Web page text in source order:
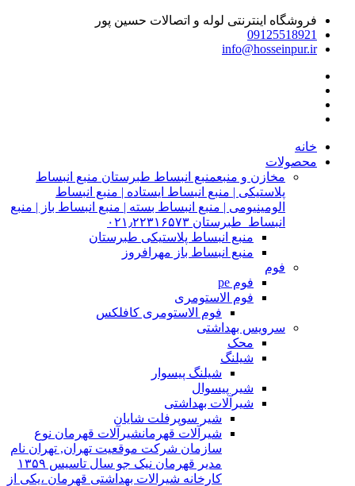
فروشگاه اینترنتی لوله و اتصالات حسین پور
09125518921
info@hosseinpur.ir
خانه
محصولات
مخازن و منبعمنبع انبساط طبرستان منبع انبساط
پلاستیکی | منبع انبساط ایستاده | منبع انبساط
الومینیومی | منبع انبساط بسته | منبع انبساط باز | منبع
انبساط طبرستان ۰۲۱٫۲۲۳۱۶۵۷۳
منبع انبساط پلاستیکی طبرستان
منبع انبساط باز مهرافروز
فوم
فوم pe
فوم الاستومری
فوم الاستومری کافلکس
سرویس بهداشتی
محک
شیلنگ
شیلنگ پیسوار
شیر پیسوال
شیرآلات بهداشتی
شیر سوپرفلت شایان
شیرآلات قهرمانشیرآلات قهرمان نوع
سازمان شرکت موقعیت تهران, تهران نام
مدیر قهرمان نیک جو سال تاسیس ۱۳۵۹
کارخانه شیرالات بهداشتی قهرمان ،یکی از